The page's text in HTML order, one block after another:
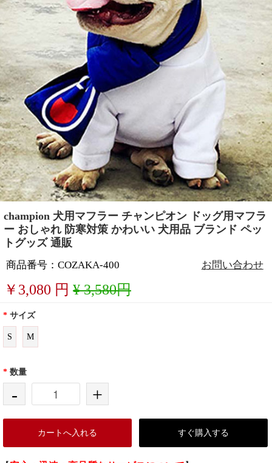
champion 犬用マフラー チャンピオン ドッグ用マフラ
ー おしゃれ 防寒対策 かわいい 犬用品 ブランド ペッ
トグッズ 通販
商品番号：COZAKA-400 お問い合わせ
￥ 3,080 円 ¥ 3,580円
* サイズ
S M
* 数量
- +
カートへ入れる すぐ購入する